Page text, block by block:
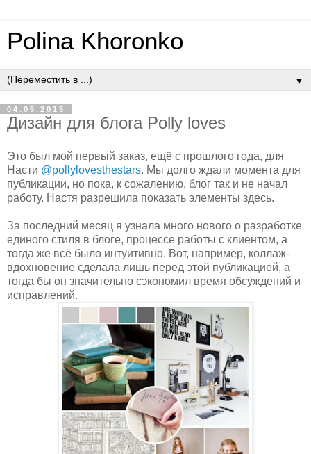
Polina Khoronko
▼
04.05.2015
Дизайн для блога Polly loves
Это был мой первый заказ, ещё с прошлого года, для
Насти @pollylovesthestars. Мы долго ждали момента для
публикации, но пока, к сожалению, блог так и не начал
работу. Настя разрешила показать элементы здесь.
За последний месяц я узнала много нового о разработке
единого стиля в блоге, процессе работы с клиентом, а
тогда же всё было интуитивно. Вот, например, коллаж-
вдохновение сделала лишь перед этой публикацией, а
тогда бы он значительно сэкономил время обсуждений и
исправлений.